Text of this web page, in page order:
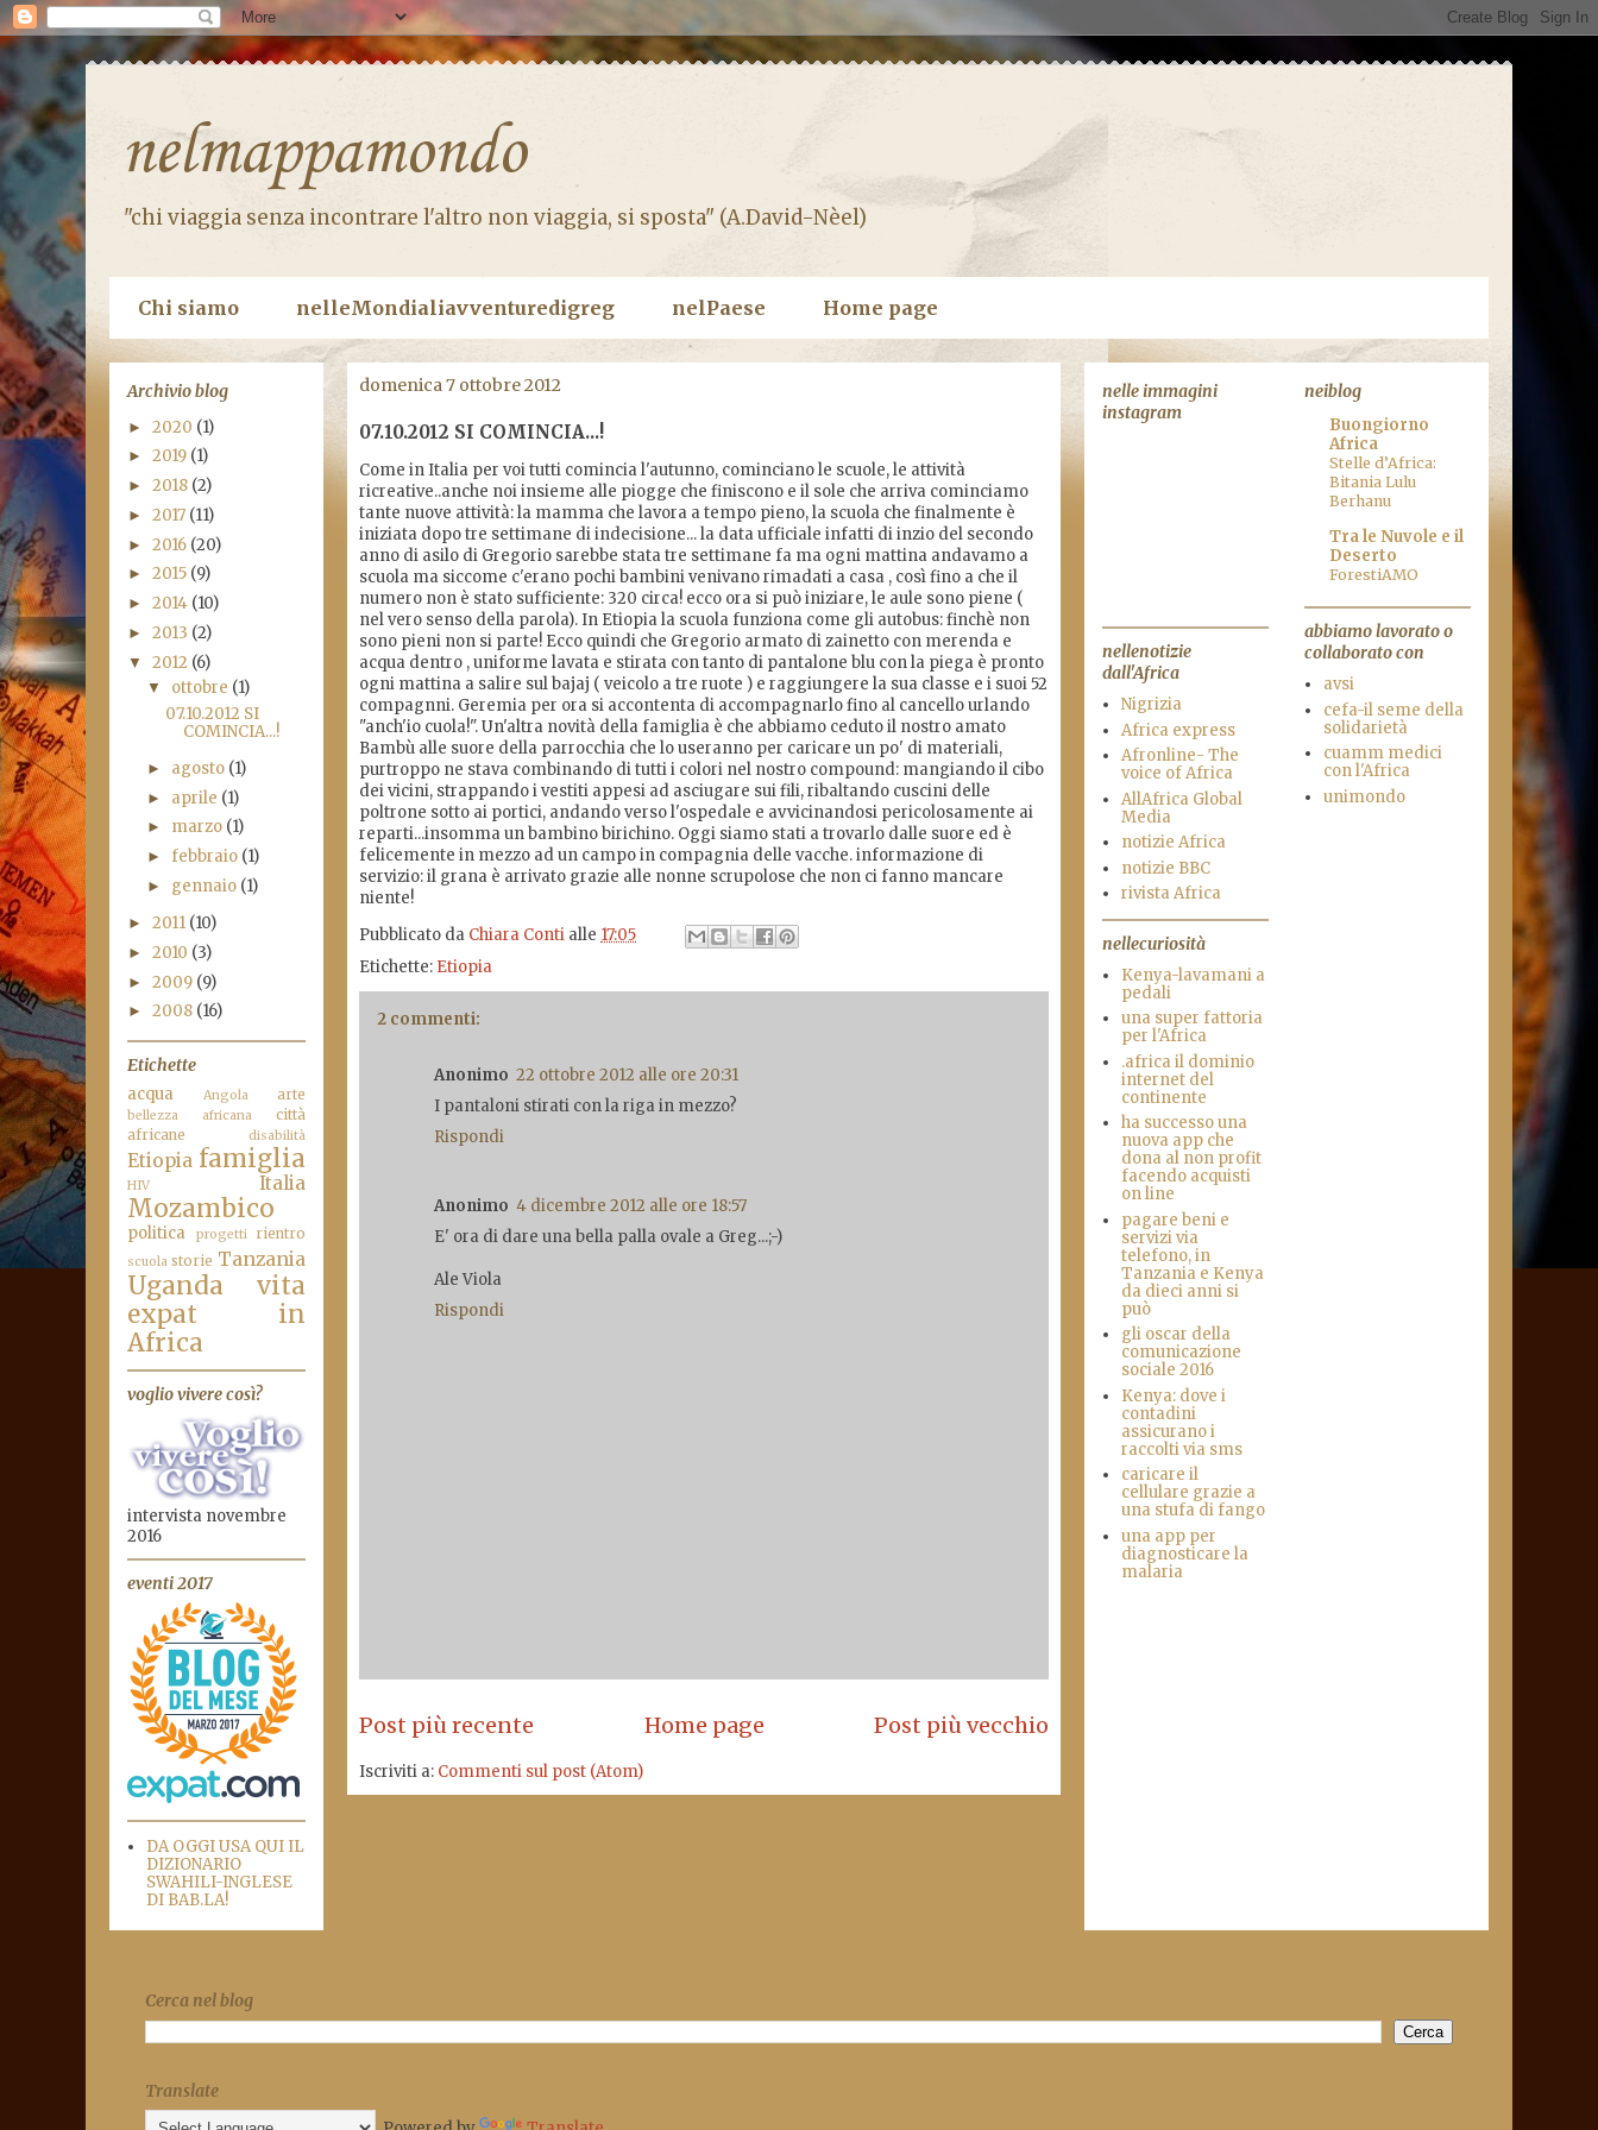
nelmappamondo
"chi viaggia senza incontrare l'altro non viaggia, si sposta" (A.David-Nèel)
Chi siamo nelleMondialiavventuredigreg nelPaese Home page
domenica 7 ottobre 2012
07.10.2012 SI COMINCIA...!
Come in Italia per voi tutti comincia l'autunno, cominciano le scuole, le attività
ricreative..anche noi insieme alle piogge che finiscono e il sole che arriva cominciamo
tante nuove attività: la mamma che lavora a tempo pieno, la scuola che finalmente è
iniziata dopo tre settimane di indecisione... la data ufficiale infatti di inzio del secondo
anno di asilo di Gregorio sarebbe stata tre settimane fa ma ogni mattina andavamo a
scuola ma siccome c'erano pochi bambini venivano rimadati a casa , così fino a che il
numero non è stato sufficiente: 320 circa! ecco ora si può iniziare, le aule sono piene (
nel vero senso della parola). In Etiopia la scuola funziona come gli autobus: finchè non
sono pieni non si parte! Ecco quindi che Gregorio armato di zainetto con merenda e
acqua dentro , uniforme lavata e stirata con tanto di pantalone blu con la piega è pronto
ogni mattina a salire sul bajaj ( veicolo a tre ruote ) e raggiungere la sua classe e i suoi 52
compagnni. Geremia per ora si accontenta di accompagnarlo fino al cancello urlando
"anch'io cuola!". Un'altra novità della famiglia è che abbiamo ceduto il nostro amato
Bambù alle suore della parrocchia che lo useranno per caricare un po' di materiali,
purtroppo ne stava combinando di tutti i colori nel nostro compound: mangiando il cibo
dei vicini, strappando i vestiti appesi ad asciugare sui fili, ribaltando cuscini delle
poltrone sotto ai portici, andando verso l'ospedale e avvicinandosi pericolosamente ai
reparti...insomma un bambino birichino. Oggi siamo stati a trovarlo dalle suore ed è
felicemente in mezzo ad un campo in compagnia delle vacche. informazione di
servizio: il grana è arrivato grazie alle nonne scrupolose che non ci fanno mancare
niente!
Pubblicato da Chiara Conti alle 17:05
Etichette: Etiopia
2 commenti:
Anonimo 22 ottobre 2012 alle ore 20:31
I pantaloni stirati con la riga in mezzo?
Rispondi
Anonimo 4 dicembre 2012 alle ore 18:57
E' ora di dare una bella palla ovale a Greg...;-)
Ale Viola
Rispondi
Post più recente Post più vecchio
Home page
Iscriviti a: Commenti sul post (Atom)
Archivio blog
► 2020 (1)
► 2019 (1)
► 2018 (2)
► 2017 (11)
► 2016 (20)
► 2015 (9)
► 2014 (10)
► 2013 (2)
▼ 2012 (6)
▼ ottobre (1)
07.10.2012 SI
COMINCIA...!
► agosto (1)
► aprile (1)
► marzo (1)
► febbraio (1)
► gennaio (1)
► 2011 (10)
► 2010 (3)
► 2009 (9)
► 2008 (16)
Etichette
acqua Angola arte
bellezza africana
città
africane
disabilità
Etiopia famiglia
HIV Italia
Mozambico
politica progetti rientro
scuola storie Tanzania
Uganda
vita
expat in
Africa
voglio vivere così?
intervista novembre
2016
eventi 2017
DA OGGI USA QUI IL
DIZIONARIO
SWAHILI-INGLESE
DI BAB.LA!
nelle immagini
instagram
nellenotizie
dall'Africa
Nigrizia
Africa express
Afronline- The
voice of Africa
AllAfrica Global
Media
notizie Africa
notizie BBC
rivista Africa
nellecuriosità
Kenya-lavamani a
pedali
una super fattoria
per l'Africa
.africa il dominio
internet del
continente
ha successo una
nuova app che
dona al non profit
facendo acquisti
on line
pagare beni e
servizi via
telefono, in
Tanzania e Kenya
da dieci anni si
può
gli oscar della
comunicazione
sociale 2016
Kenya: dove i
contadini
assicurano i
raccolti via sms
caricare il
cellulare grazie a
una stufa di fango
una app per
diagnosticare la
malaria
neiblog
Buongiorno
Africa
Stelle d’Africa:
Bitania Lulu
Berhanu
Tra le Nuvole e il
Deserto
ForestiAMO
abbiamo lavorato o
collaborato con
avsi
cefa-il seme della
solidarietà
cuamm medici
con l'Africa
unimondo
Cerca nel blog
Translate